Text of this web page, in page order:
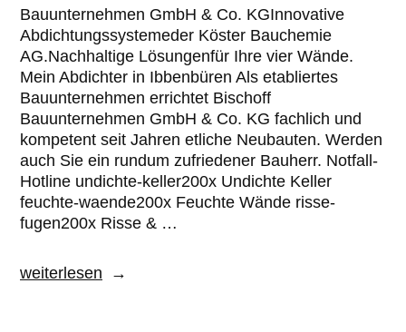
Bauunternehmen GmbH & Co. KGInnovative
Abdichtungssystemeder Köster Bauchemie
AG.Nachhaltige Lösungenfür Ihre vier Wände.
Mein Abdichter in Ibbenbüren Als etabliertes
Bauunternehmen errichtet Bischoff
Bauunternehmen GmbH & Co. KG fachlich und
kompetent seit Jahren etliche Neubauten. Werden
auch Sie ein rundum zufriedener Bauherr. Notfall-
Hotline undichte-keller200x Undichte Keller
feuchte-waende200x Feuchte Wände risse-
fugen200x Risse & …
weiterlesen